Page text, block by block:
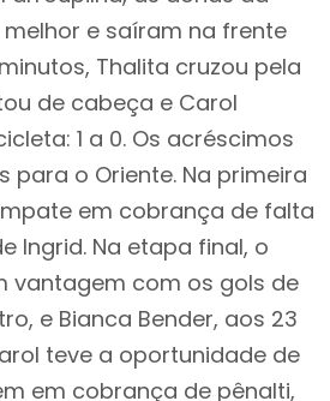
e saíram na frente
Thalita cruzou pela
de cabeça e Carol
1 a 0. Os acréscimos
o Oriente. Na primeira
em cobrança de falta
Ingrid. Na etapa final, o
vantagem com os gols de
e Bianca Bender, aos 23
teve a oportunidade de
em cobrança de pênalti,